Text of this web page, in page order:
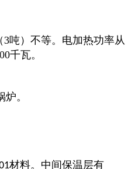
3吨）不等。电加热功率从
千瓦。
。
材料。中间保温层有